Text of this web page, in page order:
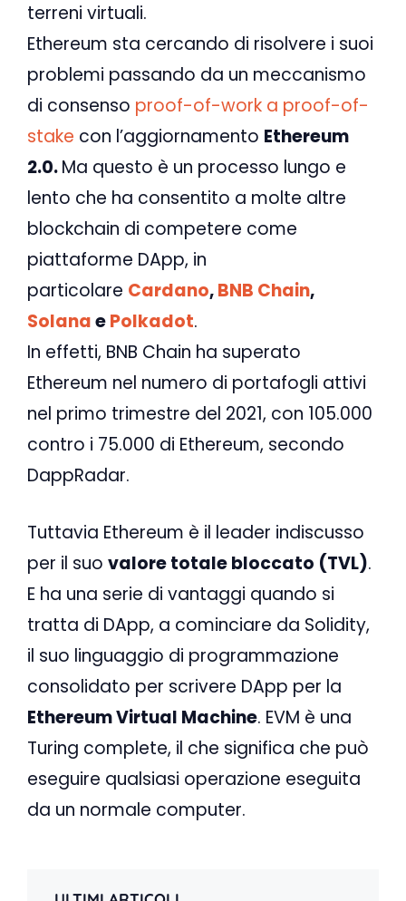
terreni virtuali.
Ethereum sta cercando di risolvere i suoi
problemi passando da un meccanismo
di consenso proof-of-work a proof-of-
stake con l’aggiornamento Ethereum
2.0.Ma questo è un processo lungo e
lento che ha consentito a molte altre
blockchain di competere come
piattaforme DApp, in
particolare Cardano,BNB Chain,
SolanaePolkadot.
In effetti, BNB Chain ha superato
Ethereum nel numero di portafogli attivi
nel primo trimestre del 2021, con 105.000
contro i 75.000 di Ethereum, secondo
DappRadar.
Tuttavia Ethereum è il leader indiscusso
per il suo valore totale bloccato (TVL).
E ha una serie di vantaggi quando si
tratta di DApp, a cominciare da Solidity,
il suo linguaggio di programmazione
consolidato per scrivere DApp per la
Ethereum Virtual Machine. EVM è una
Turing complete, il che significa che può
eseguire qualsiasi operazione eseguita
da un normale computer.